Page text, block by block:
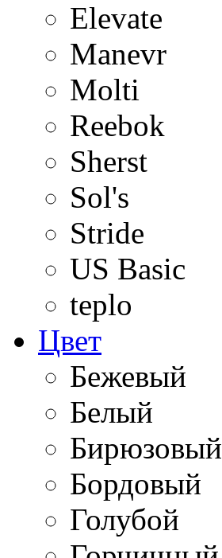
Elevate
Manevr
Molti
Reebok
Sherst
Sol's
Stride
US Basic
teplo
Цвет
Бежевый
Белый
Бирюзовый
Бордовый
Голубой